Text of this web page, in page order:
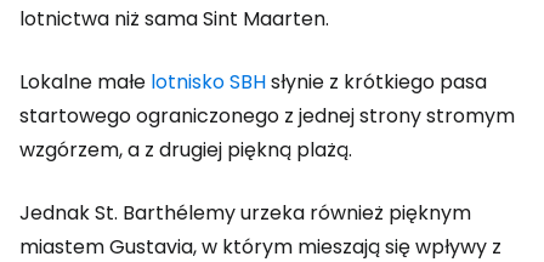
lotnictwa niż sama Sint Maarten.
Lokalne małe lotnisko SBHsłynie z krótkiego pasa
startowego ograniczonego z jednej strony stromym
wzgórzem, a z drugiej piękną plażą.
Jednak St. Barthélemy urzeka również pięknym
miastem Gustavia, w którym mieszają się wpływy z